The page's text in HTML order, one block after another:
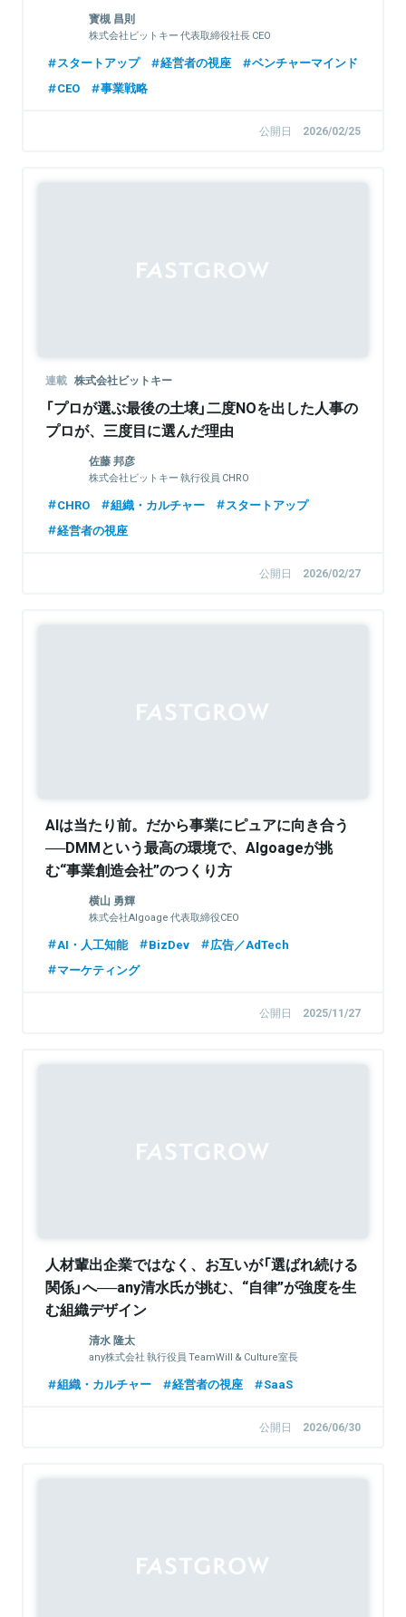
寳槻 昌則
株式会社ビットキー 代表取締役社長 CEO
スタートアップ 経営者の視座
ベンチャーマインド
CEO
事業戦略
公開日 2026/02/25
連載 株式会社ビットキー
「プロが選ぶ最後の土壌」二度NOを出した人事の
プロが、三度目に選んだ理由
佐藤 邦彦
株式会社ビットキー 執行役員 CHRO
CHRO 組織・カルチャー
スタートアップ
経営者の視座
公開日 2026/02/27
AIは当たり前。だから事業にピュアに向き合う
──DMMという最高の環境で、Algoageが挑
む“事業創造会社”のつくり方
横山 勇輝
株式会社Algoage 代表取締役CEO
AI・人工知能 BizDev
広告／AdTech
マーケティング
公開日 2025/11/27
人材輩出企業ではなく、お互いが「選ばれ続ける
関係」へ──any清水氏が挑む、“自律”が強度を生
む組織デザイン
清水 隆太
any株式会社 執行役員 TeamWill & Culture室長
組織・カルチャー 経営者の視座 SaaS
公開日 2026/06/30